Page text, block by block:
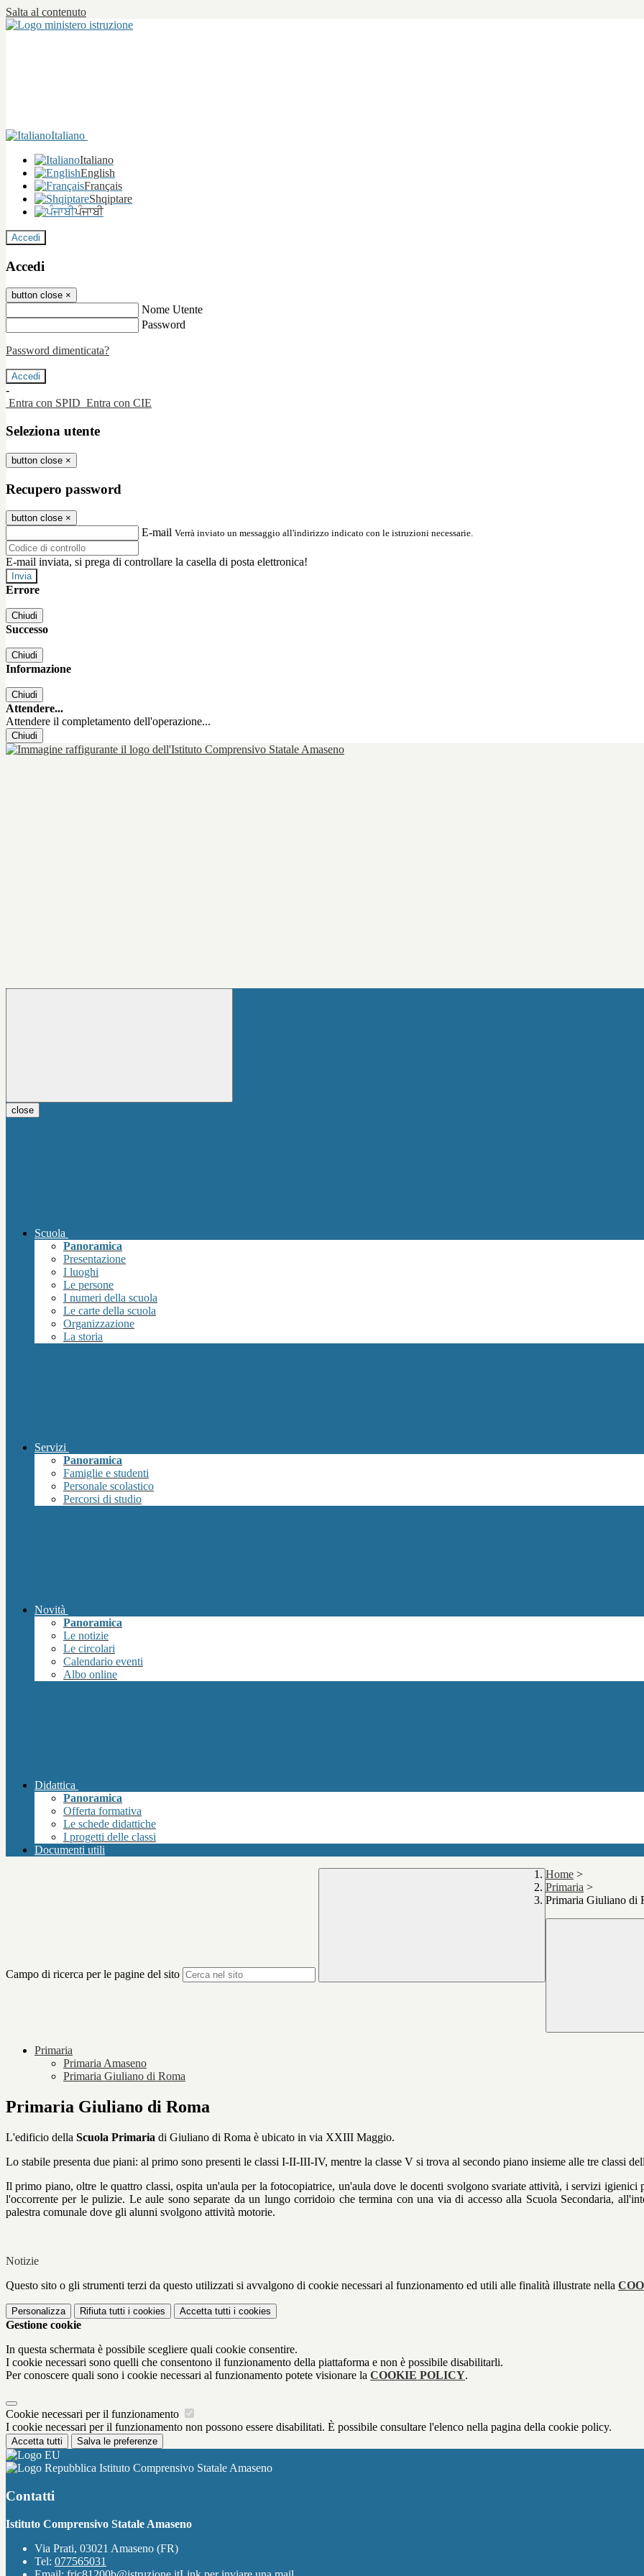
Salta al contenuto
Italiano
Italiano
English
Français
Shqiptare
ਪੰਜਾਬੀ
Accedi
Accedi
button close ×
Nome Utente
Password
Password dimenticata?
-
Entra con SPID Entra con CIE
Seleziona utente
button close ×
Recupero password
button close ×
E-mail Verrà inviato un messaggio all'indirizzo indicato con le istruzioni necessarie.
E-mail inviata, si prega di controllare la casella di posta elettronica!
Errore
Chiudi
Successo
Chiudi
Informazione
Chiudi
Attendere...
Attendere il completamento dell'operazione...
Chiudi
close
Scuola
Panoramica
Presentazione
I luoghi
Le persone
I numeri della scuola
Le carte della scuola
Organizzazione
La storia
Servizi
Panoramica
Famiglie e studenti
Personale scolastico
Percorsi di studio
Novità
Panoramica
Le notizie
Le circolari
Calendario eventi
Albo online
Didattica
Panoramica
Offerta formativa
Le schede didattiche
I progetti delle classi
Documenti utili
Campo di ricerca per le pagine del sito
Home >
Primaria >
Primaria Giuliano di
Primaria
Primaria Amaseno
Primaria Giuliano di Roma
Primaria Giuliano di Roma
L'edificio della Scuola Primaria di Giuliano di Roma è ubicato in via XXIII Maggio.
Lo stabile presenta due piani: al primo sono presenti le classi I-II-III-IV, mentre la classe V si trova al secondo piano insieme alle tre classi
Il primo piano, oltre le quattro classi, ospita un'aula per la fotocopiatrice, un'aula dove le docenti svolgono svariate attività, i servizi
l'occorrente per le pulizie. Le aule sono separate da un lungo corridoio che termina con una via di accesso alla Scuola Secondaria,
palestra comunale dove gli alunni svolgono attività motorie.
Notizie
Questo sito o gli strumenti terzi da questo utilizzati si avvalgono di cookie necessari al funzionamento ed utili alle finalità illustrate nella
Personalizza Rifiuta tutti i cookies Accetta tutti i cookies
Gestione cookie
In questa schermata è possibile scegliere quali cookie consentire.
I cookie necessari sono quelli che consentono il funzionamento della piattaforma e non è possibile disabilitarli.
Per conoscere quali sono i cookie necessari al funzionamento potete visionare la COOKIE POLICY.
Cookie necessari per il funzionamento
I cookie necessari per il funzionamento non possono essere disabilitati. È possibile consultare l'elenco nella pagina della cookie policy.
Accetta tutti Salva le preferenze
Istituto Comprensivo Statale Amaseno
Contatti
Istituto Comprensivo Statale Amaseno
Via Prati, 03021 Amaseno (FR)
Tel: 077565031